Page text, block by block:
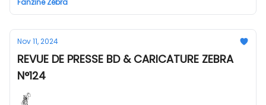
Fanzine Zébra
Nov 11, 2024
REVUE DE PRESSE BD & CARICATURE ZEBRA
N°124